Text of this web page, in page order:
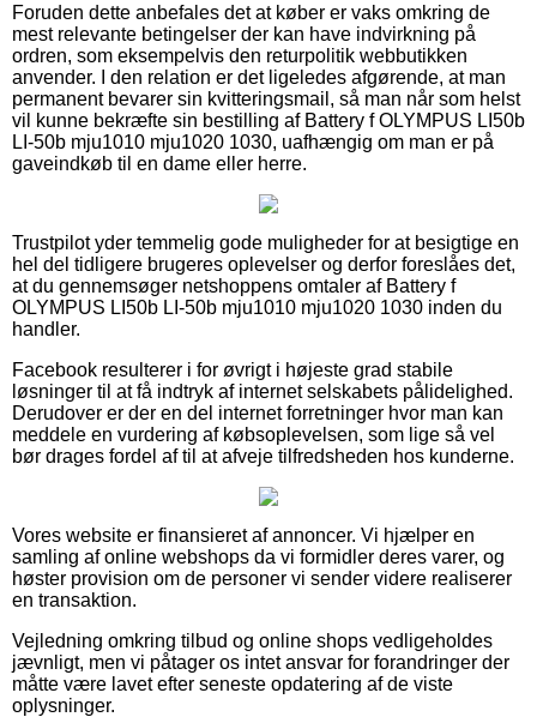
Foruden dette anbefales det at køber er vaks omkring de
mest relevante betingelser der kan have indvirkning på
ordren, som eksempelvis den returpolitik webbutikken
anvender. I den relation er det ligeledes afgørende, at man
permanent bevarer sin kvitteringsmail, så man når som helst
vil kunne bekræfte sin bestilling af Battery f OLYMPUS LI50b
LI-50b mju1010 mju1020 1030, uafhængig om man er på
gaveindkøb til en dame eller herre.
Trustpilot yder temmelig gode muligheder for at besigtige en
hel del tidligere brugeres oplevelser og derfor foreslåes det,
at du gennemsøger netshoppens omtaler af Battery f
OLYMPUS LI50b LI-50b mju1010 mju1020 1030 inden du
handler.
Facebook resulterer i for øvrigt i højeste grad stabile
løsninger til at få indtryk af internet selskabets pålidelighed.
Derudover er der en del internet forretninger hvor man kan
meddele en vurdering af købsoplevelsen, som lige så vel
bør drages fordel af til at afveje tilfredsheden hos kunderne.
Vores website er finansieret af annoncer. Vi hjælper en
samling af online webshops da vi formidler deres varer, og
høster provision om de personer vi sender videre realiserer
en transaktion.
Vejledning omkring tilbud og online shops vedligeholdes
jævnligt, men vi påtager os intet ansvar for forandringer der
måtte være lavet efter seneste opdatering af de viste
oplysninger.